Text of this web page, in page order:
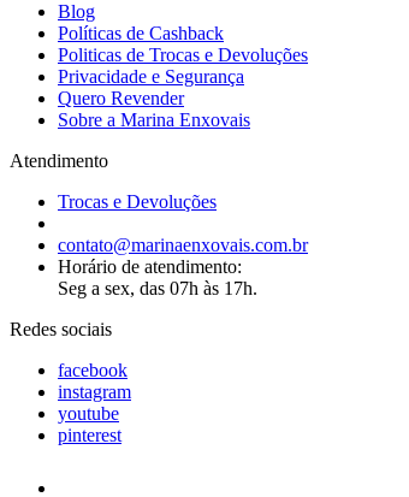
Blog
Políticas de Cashback
Politicas de Trocas e Devoluções
Privacidade e Segurança
Quero Revender
Sobre a Marina Enxovais
Atendimento
Trocas e Devoluções
contato@marinaenxovais.com.br
Horário de atendimento:
Seg a sex, das 07h às 17h.
Redes sociais
facebook
instagram
youtube
pinterest